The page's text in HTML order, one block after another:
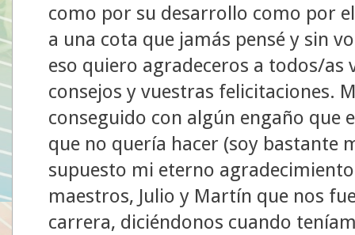
como por su desarrollo como por
a una cota que jamás pensé y sin
eso quiero agradeceros a todos/as
consejos y vuestras felicitaciones.
conseguido con algún engaño que
que no quería hacer (soy bastante
supuesto mi eterno
maestros, Julio y Martín que nos
carrera, diciéndonos cuando